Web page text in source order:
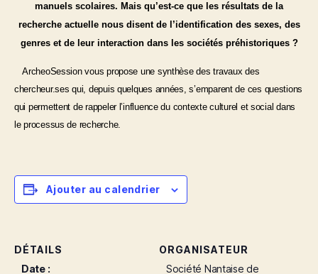
manuels scolaires. Mais qu’est-ce que les résultats de la
recherche actuelle nous disent de l’identification des sexes, des
genres et de leur interaction dans les sociétés préhistoriques ?
ArcheoSession vous propose une synthèse des travaux des
chercheur.ses qui, depuis quelques années, s’emparent de ces questions
qui permettent de rappeler l’influence du contexte culturel et social dans
le processus de recherche.
Ajouter au calendrier
DÉTAILS
Date :
ORGANISATEUR
Société Nantaise de